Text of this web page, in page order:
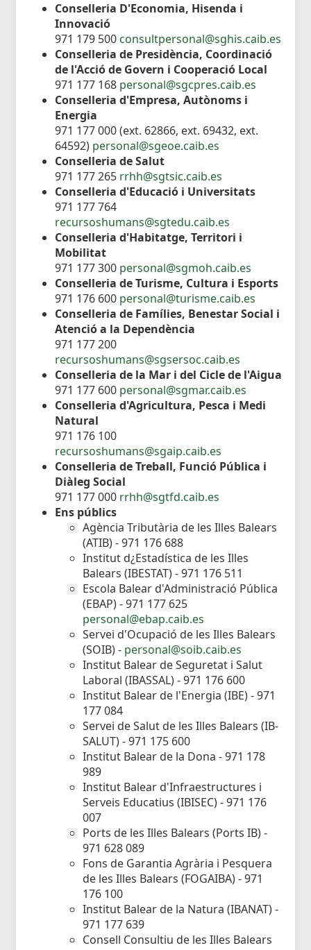
Conselleria D'Economia, Hisenda i
Innovació
971 179 500 consultpersonal@sghis.caib.es
Conselleria de Presidència, Coordinació
de l'Acció de Govern i Cooperació Local
971 177 168 personal@sgcpres.caib.es
Conselleria d'Empresa, Autònoms i
Energia
971 177 000 (ext. 62866, ext. 69432, ext.
64592) personal@sgeoe.caib.es
Conselleria de Salut
971 177 265 rrhh@sgtsic.caib.es
Conselleria d'Educació i Universitats
971 177 764
recursoshumans@sgtedu.caib.es
Conselleria d'Habitatge, Territori i
Mobilitat
971 177 300 personal@sgmoh.caib.es
Conselleria de Turisme, Cultura i Esports
971 176 600 personal@turisme.caib.es
Conselleria de Famílies, Benestar Social i
Atenció a la Dependència
971 177 200
recursoshumans@sgsersoc.caib.es
Conselleria de la Mar i del Cicle de l'Aigua
971 177 600 personal@sgmar.caib.es
Conselleria d'Agricultura, Pesca i Medi
Natural
971 176 100
recursoshumans@sgaip.caib.es
Conselleria de Treball, Funció Pública i
Diàleg Social
971 177 000 rrhh@sgtfd.caib.es
Ens públics
Agència Tributària de les Illes Balears
(ATIB) - 971 176 688
Institut d¿Estadística de les Illes
Balears (IBESTAT) - 971 176 511
Escola Balear d'Administració Pública
(EBAP) - 971 177 625
personal@ebap.caib.es
Servei d'Ocupació de les Illes Balears
(SOIB) - personal@soib.caib.es
Institut Balear de Seguretat i Salut
Laboral (IBASSAL) - 971 176 600
Institut Balear de l'Energia (IBE) - 971
177 084
Servei de Salut de les Illes Balears (IB-
SALUT) - 971 175 600
Institut Balear de la Dona - 971 178
989
Institut Balear d'Infraestructures i
Serveis Educatius (IBISEC) - 971 176
007
Ports de les Illes Balears (Ports IB) -
971 628 089
Fons de Garantia Agrària i Pesquera
de les Illes Balears (FOGAIBA) - 971
176 100
Institut Balear de la Natura (IBANAT) -
971 177 639
Consell Consultiu de les Illes Balears